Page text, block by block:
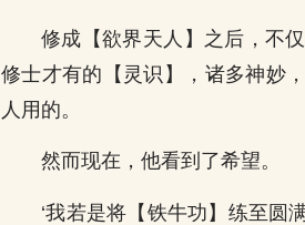
修成【欲界天人】之后，不
修士才有的【灵识】，诸多神妙
人用的。
然而现在，他看到了希望。
‘我若是将【铁牛功】练至圆